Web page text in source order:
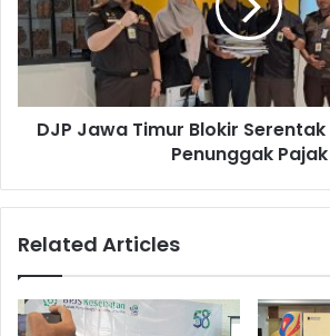
n
g
r
P
D
u
a
w
a
i
o
r
DJP Jawa Timur Blokir Serentak
Penunggak Pajak
Related Articles